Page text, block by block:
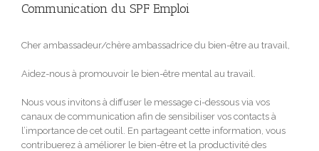
Communication du SPF Emploi
Cher ambassadeur/chère ambassadrice du bien-être au travail,
Aidez-nous à promouvoir le bien-être mental au travail.
Nous vous invitons à diffuser le message ci-dessous via vos
canaux de communication afin de sensibiliser vos contacts à
l’importance de cet outil. En partageant cette information, vous
contribuerez à améliorer le bien-être et la productivité des